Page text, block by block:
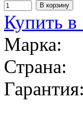
Купить в
Марка:
Страна:
Гарантия: